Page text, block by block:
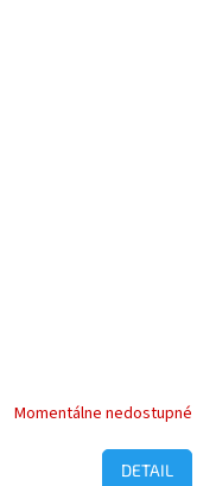
Momentálne nedostupné
DETAIL